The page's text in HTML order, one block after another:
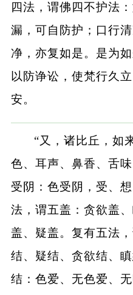
四法，谓佛四不护法
漏，可自防护；口行
净，亦复如是。是为
以防诤讼，使梵行久
安。
“又，诸比丘，如
色、耳声、鼻香、舌
受阴：色受阴，受、
法，谓五盖：贪欲盖
盖、疑盖。复有五法
结、疑结、贪欲结、
结：色爱、无色爱、